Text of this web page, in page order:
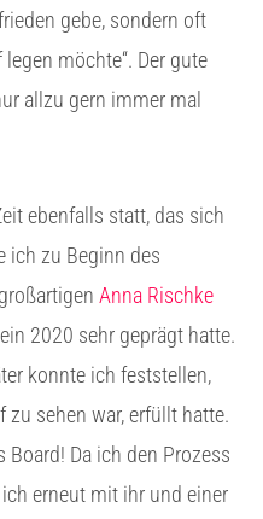
gebe, sondern oft
möchte“. Der gute
allzu gern immer mal
ebenfalls statt, das sich
ich zu Beginn des
Anna Rischke
2020 sehr geprägt hatte.
konnte ich feststellen,
zu sehen war, erfüllt hatte.
Da ich den Prozess
erneut mit ihr und einer